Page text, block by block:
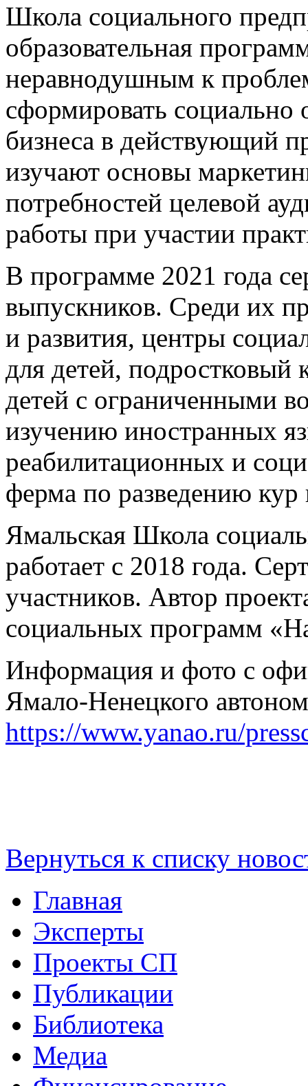
Школа социального
образовательная
неравнодушным к
сформировать
бизнеса в действующий
изучают основы
потребностей целевой
работы при участии
В программе 2021 года
выпускников. Среди их
и развития, центры
для детей, подростковый
детей с ограниченными
изучению иностранных
реабилитационных и
ферма по разведению
Ямальская Школа
работает с 2018 года.
участников. Автор
социальных программ
Информация и фото с
Ямало-Ненецкого
https://www.yanao.ru/
Вернуться к списку
Главная
Эксперты
Проекты СП
Публикации
Библиотека
Медиа